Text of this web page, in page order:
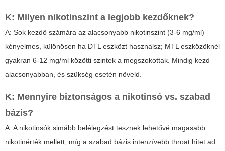
K: Milyen nikotinszint a legjobb kezdőknek?
A: Sok kezdő számára az alacsonyabb nikotinszint (3-6 mg/ml)
kényelmes, különösen ha DTL eszközt használsz; MTL eszközöknél
gyakran 6-12 mg/ml közötti szintek a megszokottak. Mindig kezd
alacsonyabban, és szükség esetén növeld.
K: Mennyire biztonságos a nikotinsó vs. szabad
bázis?
A: A nikotinsók simább belélegzést tesznek lehetővé magasabb
nikotinérték mellett, míg a szabad bázis intenzívebb throat hitet ad.